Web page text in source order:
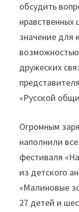
обсудить
значение для
дружеских
«Русской
Огромным
наполнили
фестиваля
из детского
«Малиновые
27 детей и